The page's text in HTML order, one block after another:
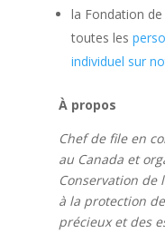
la Fondation
toutes les
individuel sur
À propos
Chef de file en
au Canada et
Conservation de
à la protection
précieux et des